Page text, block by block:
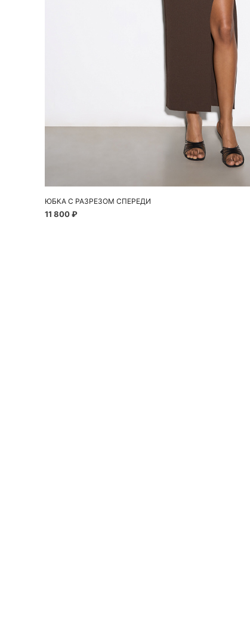
Добавить в корзину
XS S
ЮБКА С РАЗРЕЗОМ СПЕРЕДИ
11 800 ₽